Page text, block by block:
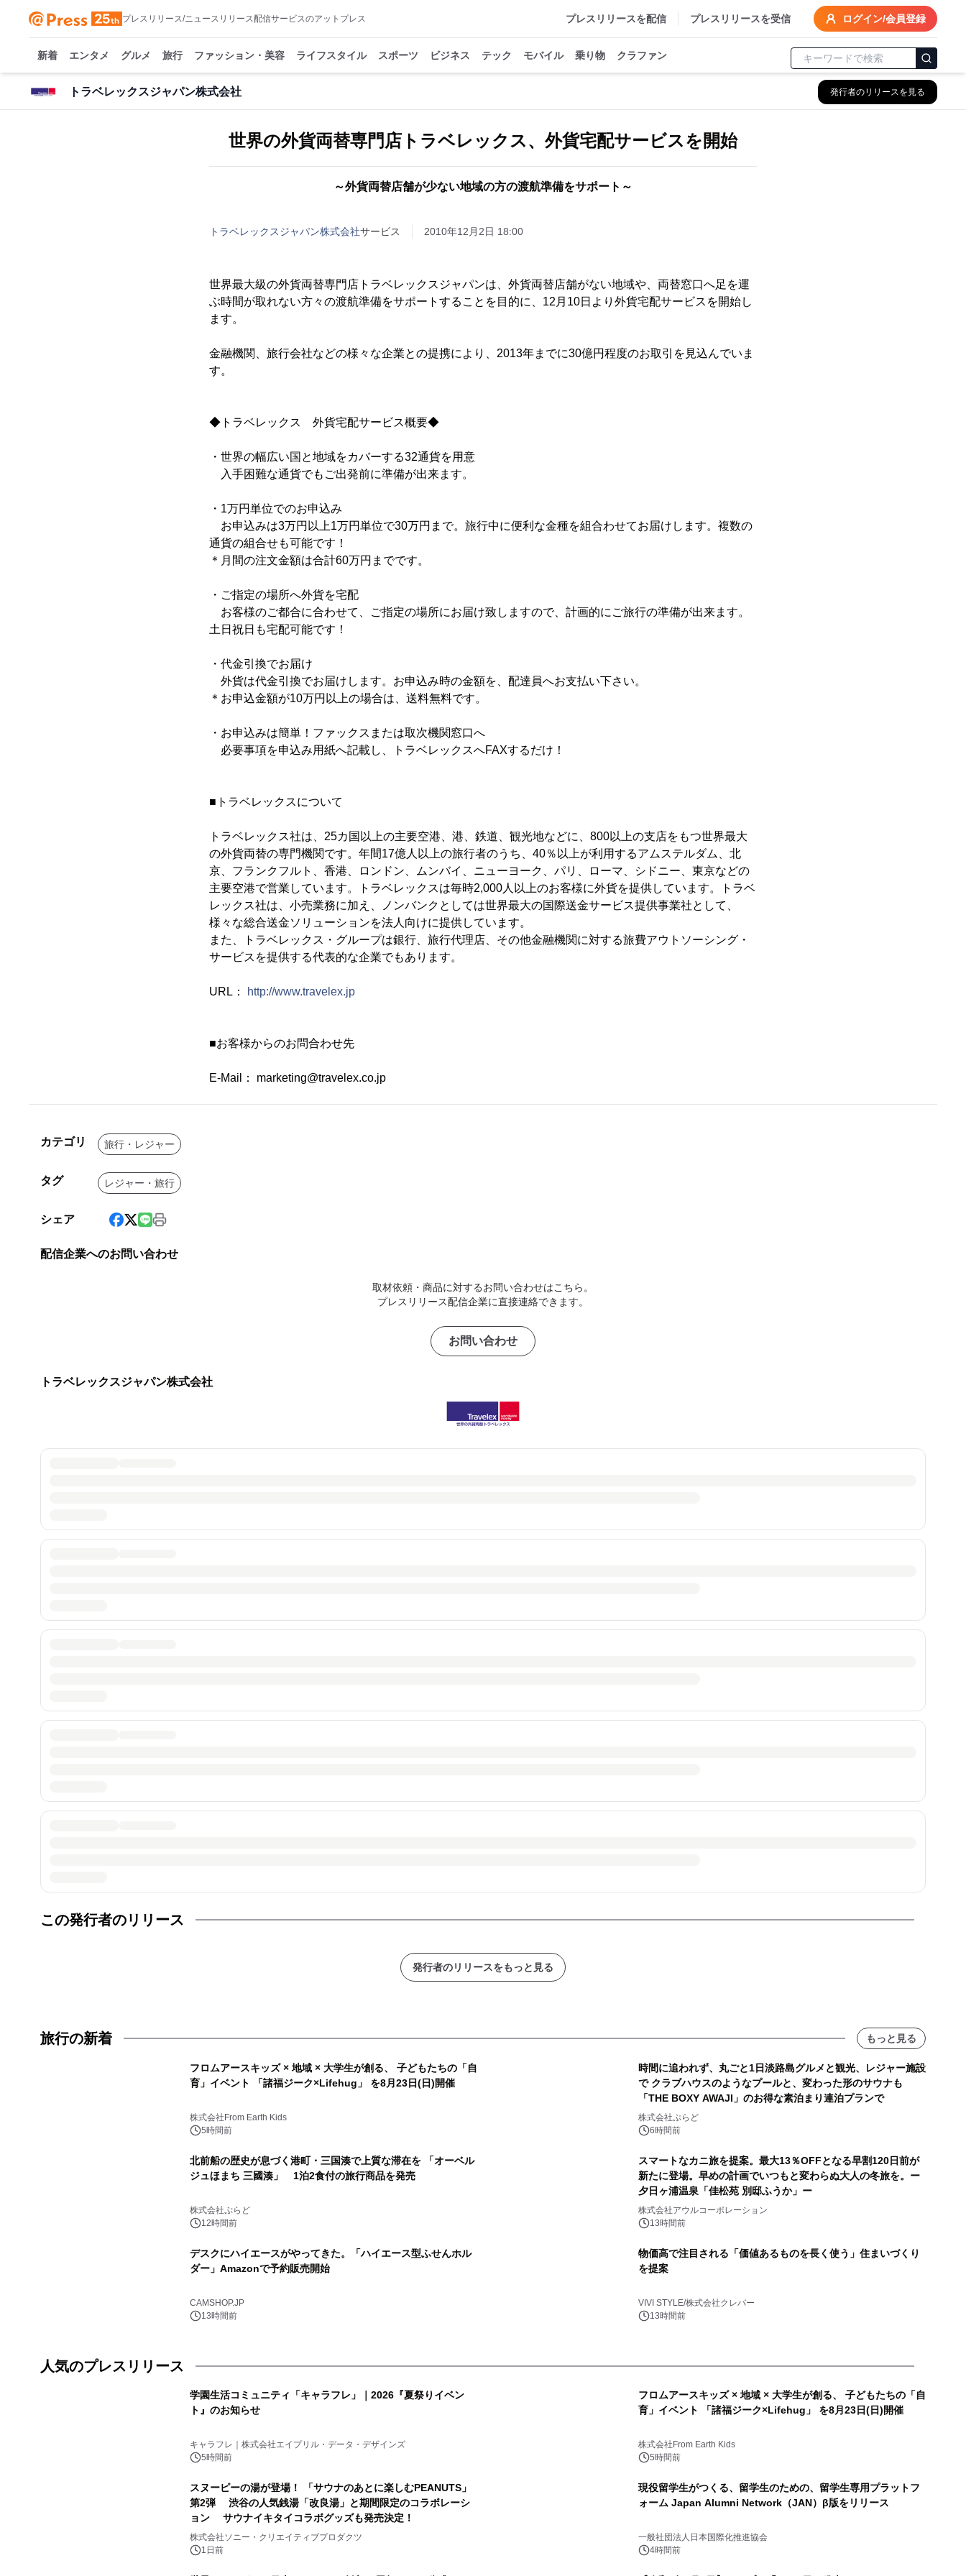
プレスリリース/ニュースリリース配信サービスのアットプレス プレスリリースを配信 プレスリリースを受信 ログイン/会員登録
新着 エンタメ グルメ 旅行 ファッション・美容 ライフスタイル スポーツ ビジネス テック モバイル 乗り物 クラファン
トラベレックスジャパン株式会社 発行者のリリースを見る
世界の外貨両替専門店トラベレックス、外貨宅配サービスを開始
～外貨両替店舗が少ない地域の方の渡航準備をサポート～
トラベレックスジャパン株式会社サービス 2010年12月2日 18:00
世界最大級の外貨両替専門店トラベレックスジャパンは、外貨両替店舗がない地域や、両替窓口へ足を運
ぶ時間が取れない方々の渡航準備をサポートすることを目的に、12月10日より外貨宅配サービスを開始し
ます。
金融機関、旅行会社などの様々な企業との提携により、2013年までに30億円程度のお取引を見込んでいま
す。
◆トラベレックス 外貨宅配サービス概要◆
・世界の幅広い国と地域をカバーする32通貨を用意
入手困難な通貨でもご出発前に準備が出来ます。
・1万円単位でのお申込み
お申込みは3万円以上1万円単位で30万円まで。旅行中に便利な金種を組合わせてお届けします。複数の
通貨の組合せも可能です！
＊月間の注文金額は合計60万円までです。
・ご指定の場所へ外貨を宅配
お客様のご都合に合わせて、ご指定の場所にお届け致しますので、計画的にご旅行の準備が出来ます。
土日祝日も宅配可能です！
・代金引換でお届け
外貨は代金引換でお届けします。お申込み時の金額を、配達員へお支払い下さい。
＊お申込金額が10万円以上の場合は、送料無料です。
・お申込みは簡単！ファックスまたは取次機関窓口へ
必要事項を申込み用紙へ記載し、トラベレックスへFAXするだけ！
■トラベレックスについて
トラベレックス社は、25カ国以上の主要空港、港、鉄道、観光地などに、800以上の支店をもつ世界最大
の外貨両替の専門機関です。年間17億人以上の旅行者のうち、40％以上が利用するアムステルダム、北
京、フランクフルト、香港、ロンドン、ムンバイ、ニューヨーク、パリ、ローマ、シドニー、東京などの
主要空港で営業しています。トラベレックスは毎時2,000人以上のお客様に外貨を提供しています。トラベ
レックス社は、小売業務に加え、ノンバンクとしては世界最大の国際送金サービス提供事業社として、
様々な総合送金ソリューションを法人向けに提供しています。
また、トラベレックス・グループは銀行、旅行代理店、その他金融機関に対する旅費アウトソーシング・
サービスを提供する代表的な企業でもあります。
URL： http://www.travelex.jp
■お客様からのお問合わせ先
E-Mail： marketing@travelex.co.jp
カテゴリ 旅行・レジャー
タグ レジャー・旅行
シェア
配信企業へのお問い合わせ
取材依頼・商品に対するお問い合わせはこちら。
プレスリリース配信企業に直接連絡できます。
お問い合わせ
トラベレックスジャパン株式会社
この発行者のリリース
発行者のリリースをもっと見る
旅行の新着 もっと見る
フロムアースキッズ × 地域 × 大学生が創る、 子どもたちの「自
育」イベント 「諸福ジーク×Lifehug」 を8月23日(日)開催
株式会社From Earth Kids
5時間前
時間に追われず、丸ごと1日淡路島グルメと観光、レジャー施設
で クラブハウスのようなプールと、変わった形のサウナも
「THE BOXY AWAJI」のお得な素泊まり連泊プランで
株式会社ぷらど
6時間前
北前船の歴史が息づく港町・三国湊で上質な滞在を 「オーベル
ジュほまち 三國湊」 1泊2食付の旅行商品を発売
株式会社ぷらど
12時間前
スマートなカニ旅を提案。最大13％OFFとなる早割120日前が
新たに登場。早めの計画でいつもと変わらぬ大人の冬旅を。ー
夕日ヶ浦温泉「佳松苑 別邸ふうか」ー
株式会社アウルコーポレーション
13時間前
デスクにハイエースがやってきた。「ハイエース型ふせんホル
ダー」Amazonで予約販売開始
CAMSHOP.JP
13時間前
物価高で注目される「価値あるものを長く使う」住まいづくり
を提案
VIVI STYLE/株式会社クレバー
13時間前
人気のプレスリリース
学園生活コミュニティ「キャラフレ」｜2026『夏祭りイベン
ト』のお知らせ
キャラフレ｜株式会社エイプリル・データ・デザインズ
5時間前
フロムアースキッズ × 地域 × 大学生が創る、 子どもたちの「自
育」イベント 「諸福ジーク×Lifehug」 を8月23日(日)開催
株式会社From Earth Kids
5時間前
スヌーピーの湯が登場！ 「サウナのあとに楽しむPEANUTS」
第2弾 渋谷の人気銭湯「改良湯」と期間限定のコラボレーシ
ョン サウナイキタイコラボグッズも発売決定！
株式会社ソニー・クリエイティブプロダクツ
1日前
現役留学生がつくる、留学生のための、留学生専用プラットフ
ォーム Japan Alumni Network（JAN）β版をリリース
一般社団法人日本国際化推進協会
4時間前